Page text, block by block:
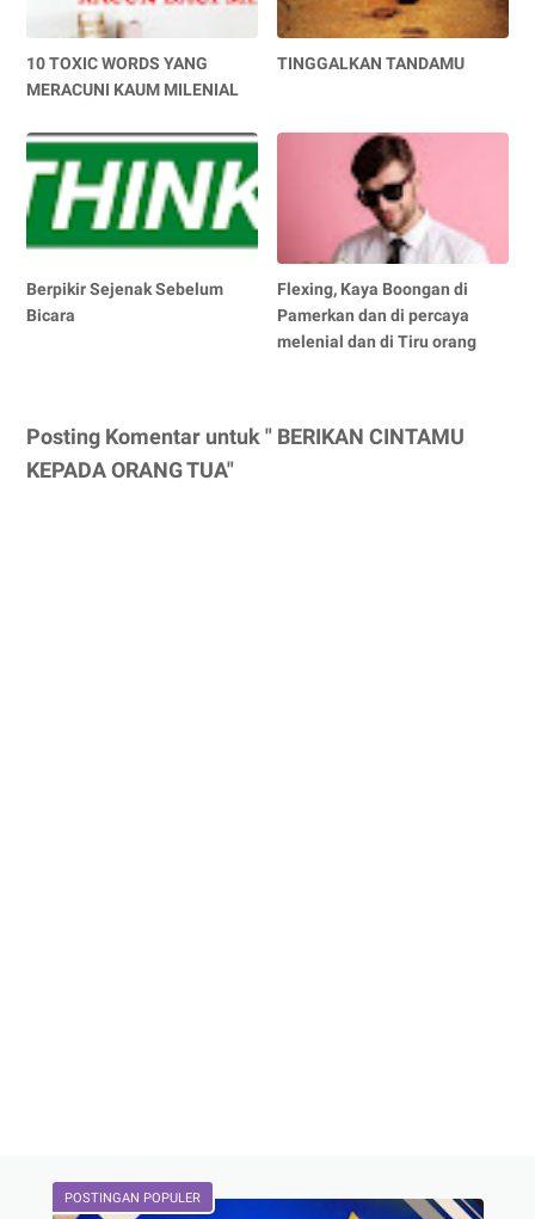
10 TOXIC WORDS YANG
MERACUNI KAUM MILENIAL
TINGGALKAN TANDAMU
Berpikir Sejenak Sebelum
Bicara
Flexing, Kaya Boongan di
Pamerkan dan di percaya
melenial dan di Tiru orang
Posting Komentar untuk " BERIKAN CINTAMU
KEPADA ORANG TUA"
POSTINGAN POPULER